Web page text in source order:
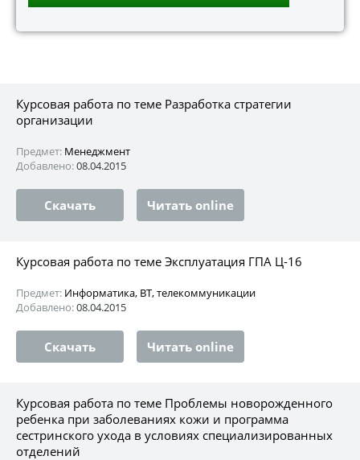
Курсовая работа по теме Разработка стратегии
организации
Предмет: Менеджмент
Добавлено:08.04.2015
Скачать Читать online
Курсовая работа по теме Эксплуатация ГПА Ц-16
Предмет: Информатика, ВТ, телекоммуникации
Добавлено:08.04.2015
Скачать Читать online
Курсовая работа по теме Проблемы новорожденного
ребенка при заболеваниях кожи и программа
сестринского ухода в условиях специализированных
отделений